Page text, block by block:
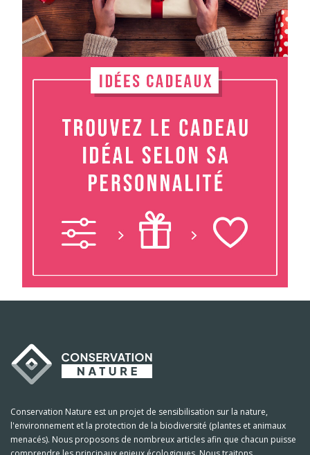
Conservation Nature est un projet de sensibilisation sur la nature,
l'environnement et la protection de la biodiversité (plantes et animaux
menacés). Nous proposons de nombreux articles afin que chacun puisse